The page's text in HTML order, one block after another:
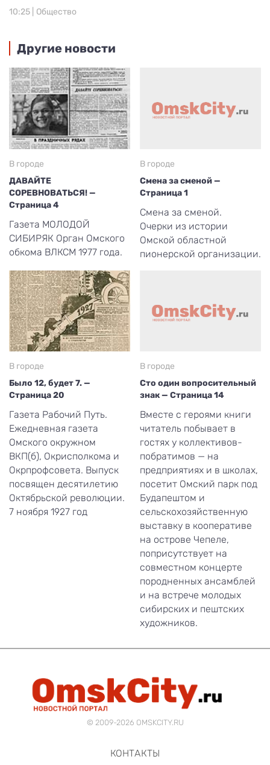
10:25 | Общество
Другие новости
В городе
ДАВАЙТЕ
СОРЕВНОВАТЬСЯ! —
Страница 4
Газета МОЛОДОЙ
СИБИРЯК Орган Омского
обкома ВЛКСМ 1977 года.
В городе
Смена за сменой —
Страница 1
Смена за сменой.
Очерки из истории
Омской областной
пионерской организации.
В городе
Было 12, будет 7. —
Страница 20
Газета Рабочий Путь.
Ежедневная газета
Омского окружном
ВКП(б), Окрисполкома и
Окрпрофсовета. Выпуск
посвящен десятилетию
Октябрьской революции.
7 ноября 1927 год
В городе
Сто один вопросительный
знак — Страница 14
Вместе с героями книги
читатель побывает в
гостях у коллективов-
побратимов — на
предприятиях и в школах,
посетит Омский парк под
Будапештом и
сельскохозяйственную
выставку в кооперативе
на острове Чепеле,
поприсутствует на
совместном концерте
породненных ансамблей
и на встрече молодых
сибирских и пештских
художников.
© 2009-2026 OMSKCITY.RU
КОНТАКТЫ